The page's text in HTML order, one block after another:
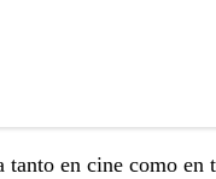
en cine como